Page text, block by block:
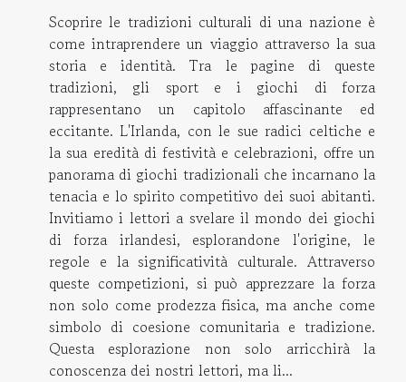
Scoprire le tradizioni culturali di una nazione è
come intraprendere un viaggio attraverso la sua
storia e identità. Tra le pagine di queste
tradizioni, gli sport e i giochi di forza
rappresentano un capitolo affascinante ed
eccitante. L'Irlanda, con le sue radici celtiche e
la sua eredità di festività e celebrazioni, offre un
panorama di giochi tradizionali che incarnano la
tenacia e lo spirito competitivo dei suoi abitanti.
Invitiamo i lettori a svelare il mondo dei giochi
di forza irlandesi, esplorandone l'origine, le
regole e la significatività culturale. Attraverso
queste competizioni, si può apprezzare la forza
non solo come prodezza fisica, ma anche come
simbolo di coesione comunitaria e tradizione.
Questa esplorazione non solo arricchirà la
conoscenza dei nostri lettori, ma li...